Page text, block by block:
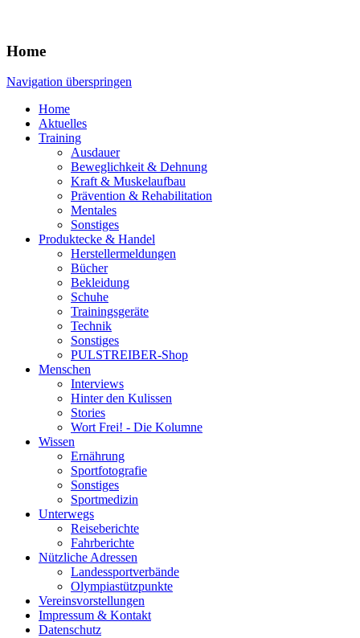
Home
Navigation überspringen
Home
Aktuelles
Training
Ausdauer
Beweglichkeit & Dehnung
Kraft & Muskelaufbau
Prävention & Rehabilitation
Mentales
Sonstiges
Produktecke & Handel
Herstellermeldungen
Bücher
Bekleidung
Schuhe
Trainingsgeräte
Technik
Sonstiges
PULSTREIBER-Shop
Menschen
Interviews
Hinter den Kulissen
Stories
Wort Frei! - Die Kolumne
Wissen
Ernährung
Sportfotografie
Sonstiges
Sportmedizin
Unterwegs
Reiseberichte
Fahrberichte
Nützliche Adressen
Landessportverbände
Olympiastützpunkte
Vereinsvorstellungen
Impressum & Kontakt
Datenschutz